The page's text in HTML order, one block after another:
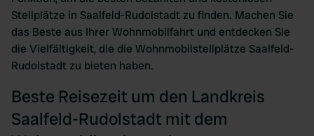
Stellplätze in Saalfeld-Rudolstadt zu finden. Machen Sie
das Beste aus Ihrer Wohnmobilfahrt und entdecken Sie
die Vielfältigkeit, die die Wohnmobilstellplätze Saalfeld-
Rudolstadt zu bieten haben.
Beste Reisezeit um den Landkreis
Saalfeld-Rudolstadt mit dem